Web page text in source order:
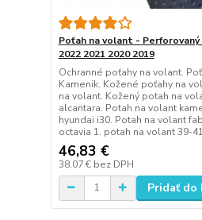
Poťah na volant - Perforovaný
2022 2021 2020 2019
Ochranné poťahy na volant.
Kamenik. Kožené poťahy na
na volant. Kožený potah na
alcantara. Potah na volant
hyundai i30. Potah na volant
octavia 1. potah na volant 39-
46,83 €
38,07 € bez DPH
Pridať do